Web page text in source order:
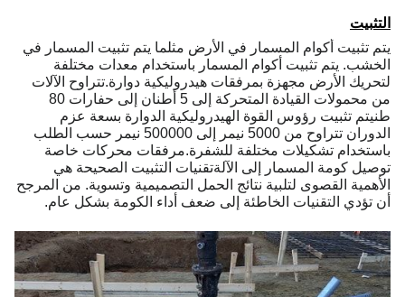
التثبيت
يتم تثبيت أكوام المسمار في الأرض مثلما يتم تثبيت المسمار في
الخشب. يتم تثبيت أكوام المسمار باستخدام معدات مختلفة
لتحريك الأرض مجهزة بمرفقات هيدروليكية دوارة.تتراوح الآلات
من محمولات القيادة المتحركة إلى 5 أطنان إلى حفارات 80
طنيتم تثبيت رؤوس القوة الهيدروليكية الدوارة بسعة عزم
الدوران تتراوح من 5000 نيمر إلى 500000 نيمر حسب الطلب
باستخدام تشكيلات مختلفة للشفرة.مرفقات محركات خاصة
توصيل كومة المسمار إلى الآلةتقنيات التثبيت الصحيحة هي
الأهمية القصوى لتلبية نتائج الحمل التصميمية وتسوية. من المرجح
أن تؤدي التقنيات الخاطئة إلى ضعف أداء الكومة بشكل عام.